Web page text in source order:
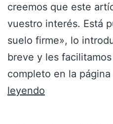
creemos que este
vuestro interés. Está
suelo firme», lo
breve y les
completo en la
leyendo